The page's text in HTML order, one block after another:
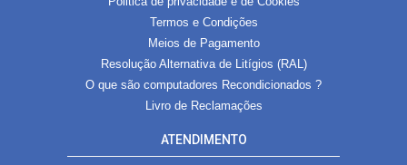
Termos e Condições
Meios de Pagamento
Resolução Alternativa de Litígios (RAL)
O que são computadores Recondicionados ?
Livro de Reclamações
ATENDIMENTO